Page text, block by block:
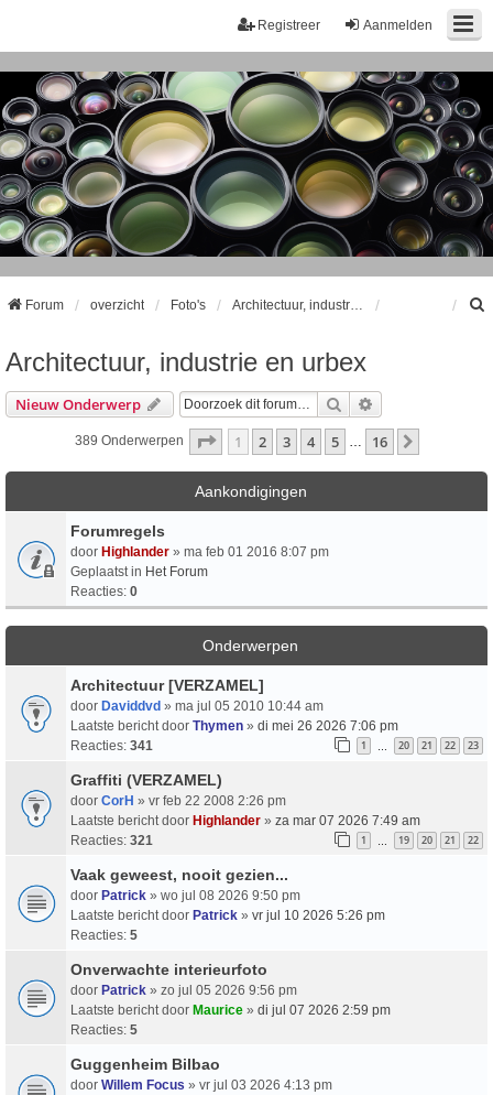
Aanmelden
Registreer
Forum overzicht Foto's
Architectuur, industrie en urbex
Nieuw Onderwerp Zoek
389 Onderwerpen Pagina Van16
1 2 3 4 5 16
Aankondigingen
Forumregels
door Highlander » ma feb 01 2016 8:07 pm
Geplaatst in Het Forum
Reacties: 0
Onderwerpen
Architectuur [VERZAMEL]
door Daviddvd » ma jul 05 2010 10:44 am
Laatste bericht door Thymen » di mei 26 2026 7:06 pm
Reacties: 341 1 … 20 21 22 23
Graffiti (VERZAMEL)
door CorH » vr feb 22 2008 2:26 pm
Laatste bericht door Highlander » za mar 07 2026 7:49 am
Reacties: 321 1 … 19 20 21 22
Vaak geweest, nooit gezien...
door Patrick » wo jul 08 2026 9:50 pm
Laatste bericht door Patrick » vr jul 10 2026 5:26 pm
Reacties: 5
Onverwachte interieurfoto
door Patrick » zo jul 05 2026 9:56 pm
Laatste bericht door Maurice » di jul 07 2026 2:59 pm
Reacties: 5
Guggenheim Bilbao
door Willem Focus » vr jul 03 2026 4:13 pm